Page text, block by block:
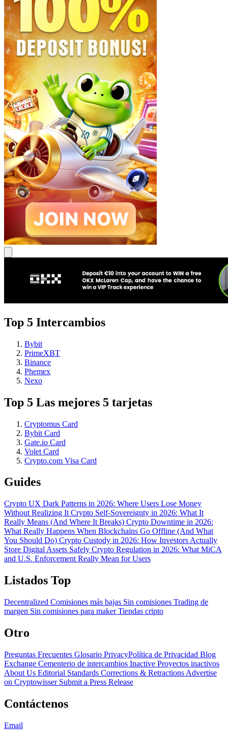
Top 5 Intercambios
Bybit
PrimeXBT
Binance
Phemex
Nexo
Top 5 Las mejores 5 tarjetas
Cryptomus Card
Bybit Card
Gate.io Card
Volet Card
Crypto.com Visa Card
Guides
Crypto UX Dark Patterns in 2026: Where Users Lose Money
Without Realizing It Crypto Self-Sovereignty in 2026: What It
Really Means (And Where It Breaks) Crypto Downtime in 2026:
What Really Happens When Blockchains Go Offline (And What
You Should Do) Crypto Custody in 2026: How Investors Actually
Store Digital Assets Safely Crypto Regulation in 2026: What MiCA
and U.S. Enforcement Really Mean for Users
Listados Top
Decentralized Comisiones más bajas Sin comisiones Trading de
margen Sin comisiones para makerTiendas cripto
Otro
Preguntas Frecuentes Glosario PrivacyPolítica de Privacidad Blog
Exchange Cementerio de intercambios Inactive Proyectos inactivos
About Us Editorial Standards Corrections & Retractions Advertise
on Cryptowisser Submit a Press Release
Contáctenos
Email